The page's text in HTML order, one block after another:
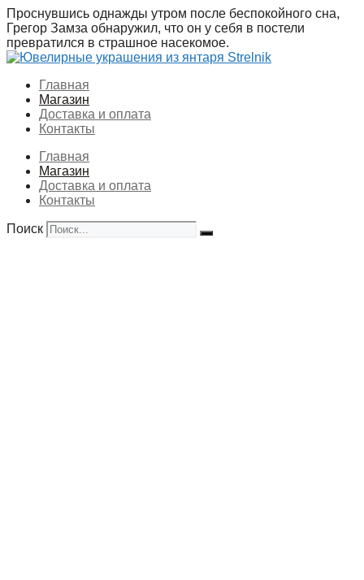
Перейти
к
содержимому
Проснувшись однажды утром после беспокойного сна,
Грегор Замза обнаружил, что он у себя в постели
превратился в страшное насекомое.
Главная
Магазин
Доставка и оплата
Контакты
Главная
Магазин
Доставка и оплата
Контакты
Поиск